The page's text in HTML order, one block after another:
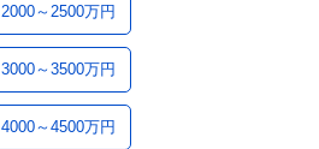
2000～2500万円
3000～3500万円
4000～4500万円